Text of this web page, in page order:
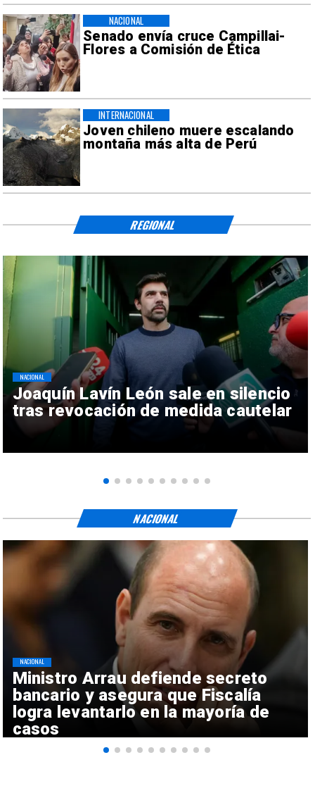
Senado envía cruce Campillai-
Flores a Comisión de Ética
NACIONAL
Joven chileno muere escalando
montaña más alta de Perú
INTERNACIONAL
Joaquín Lavín León sale en silencio
tras revocación de medida cautelar
NACIONAL
REGIONAL
Ministro Arrau defiende secreto
bancario y asegura que Fiscalía
logra levantarlo en la mayoría de
casos
NACIONAL
NACIONAL